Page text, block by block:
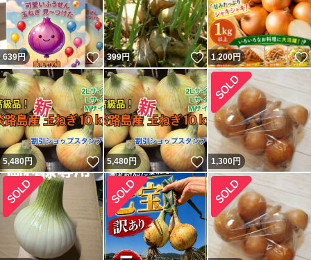
639円 いいね！
399円 いいね！
1,200円
5,480円 いいね！
5,480円 いいね！
1,300円